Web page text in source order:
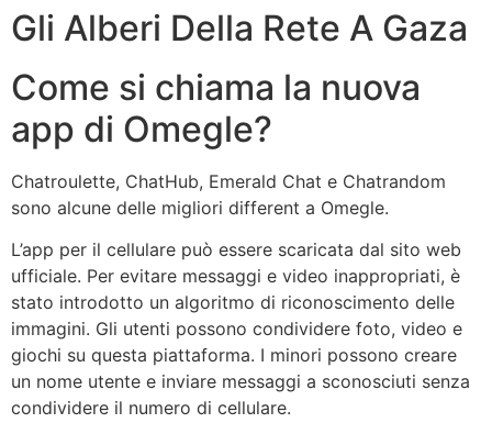
Gli Alberi Della Rete A Gaza
Come si chiama la nuova
app di Omegle?
Chatroulette, ChatHub, Emerald Chat e Chatrandom
sono alcune delle migliori different a Omegle.
L’app per il cellulare può essere scaricata dal sito web
ufficiale. Per evitare messaggi e video inappropriati, è
stato introdotto un algoritmo di riconoscimento delle
immagini. Gli utenti possono condividere foto, video e
giochi su questa piattaforma. I minori possono creare
un nome utente e inviare messaggi a sconosciuti senza
condividere il numero di cellulare.